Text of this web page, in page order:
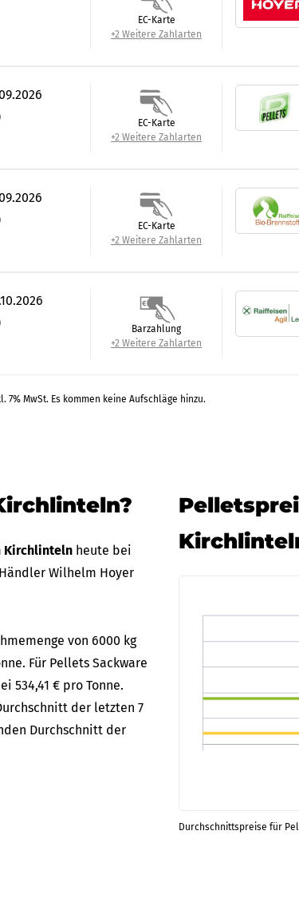
EC-Karte
+2 Weitere Zahlarten
EC-Karte
+2 Weitere Zahlarten
EC-Karte
+2 Weitere Zahlarten
Barzahlung
+2 Weitere Zahlarten
MwSt. Es kommen keine Aufschläge hinzu.
Kirchlinteln heute bei
Wilhelm Hoyer
von 6000 kg
Für Pellets Sackware
534,41 € pro Tonne.
der letzten 7
Durchschnitt der
Durchschnittspreise für